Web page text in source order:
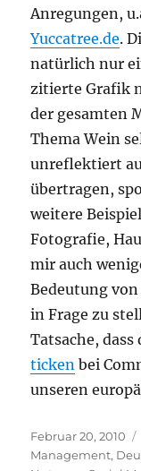
Anregungen,
Yuccatree.de.
natürlich nur
zitierte Grafik
der gesamten
Thema Wein
unreflektiert
übertragen,
weitere
Fotografie,
mir auch
Bedeutung
in Frage zu
Tatsache, dass
ticken bei
unseren
Veröffentlicht
am
Februar 20, 2010
Management,